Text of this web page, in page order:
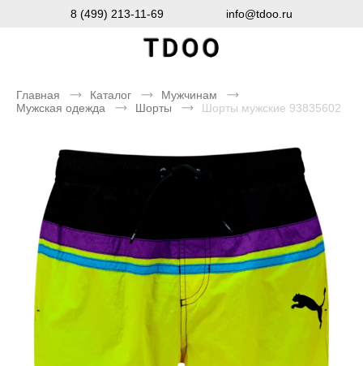
8 (499) 213-11-69 info@tdoo.ru
Главная Каталог
Мужчинам
Мужская одежда
Шорты Шорты мужские 93835602